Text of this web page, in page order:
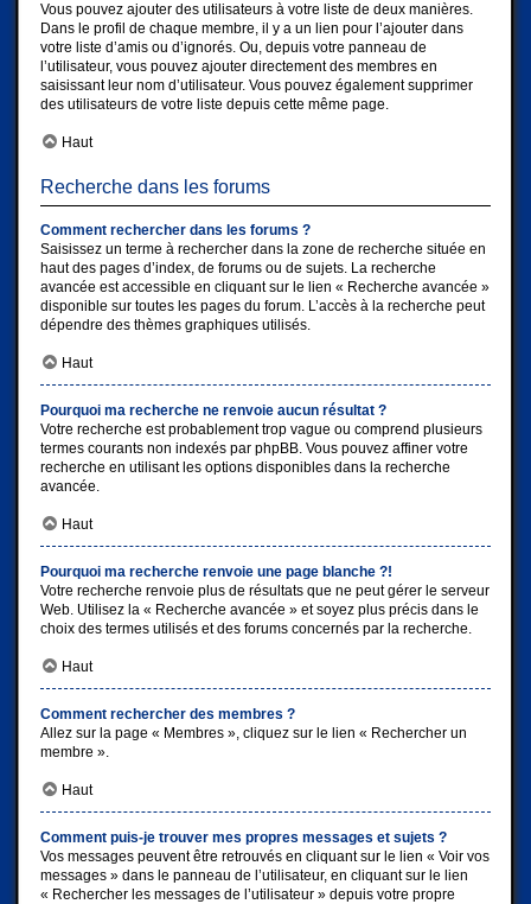
Vous pouvez ajouter des utilisateurs à votre liste de deux manières.
Dans le profil de chaque membre, il y a un lien pour l’ajouter dans
votre liste d’amis ou d’ignorés. Ou, depuis votre panneau de
l’utilisateur, vous pouvez ajouter directement des membres en
saisissant leur nom d’utilisateur. Vous pouvez également supprimer
des utilisateurs de votre liste depuis cette même page.
Haut
Recherche dans les forums
Comment rechercher dans les forums ?
Saisissez un terme à rechercher dans la zone de recherche située en
haut des pages d’index, de forums ou de sujets. La recherche
avancée est accessible en cliquant sur le lien « Recherche avancée »
disponible sur toutes les pages du forum. L’accès à la recherche peut
dépendre des thèmes graphiques utilisés.
Haut
Pourquoi ma recherche ne renvoie aucun résultat ?
Votre recherche est probablement trop vague ou comprend plusieurs
termes courants non indexés par phpBB. Vous pouvez affiner votre
recherche en utilisant les options disponibles dans la recherche
avancée.
Haut
Pourquoi ma recherche renvoie une page blanche ?!
Votre recherche renvoie plus de résultats que ne peut gérer le serveur
Web. Utilisez la « Recherche avancée » et soyez plus précis dans le
choix des termes utilisés et des forums concernés par la recherche.
Haut
Comment rechercher des membres ?
Allez sur la page « Membres », cliquez sur le lien « Rechercher un
membre ».
Haut
Comment puis-je trouver mes propres messages et sujets ?
Vos messages peuvent être retrouvés en cliquant sur le lien « Voir vos
messages » dans le panneau de l’utilisateur, en cliquant sur le lien
« Rechercher les messages de l’utilisateur » depuis votre propre